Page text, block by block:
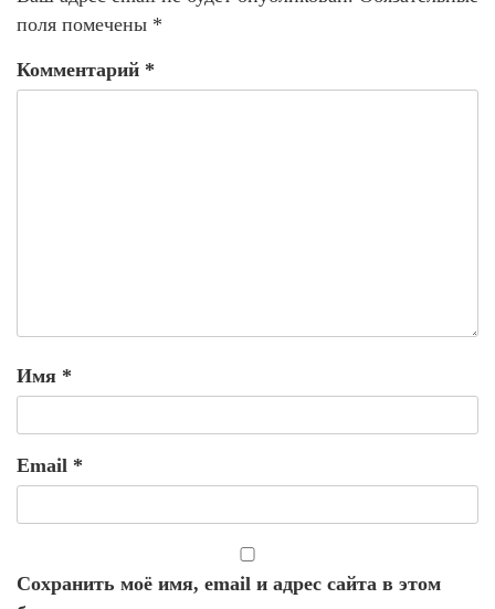
поля помечены *
Комментарий *
Имя *
Email *
Сохранить моё имя, email и адрес сайта в этом